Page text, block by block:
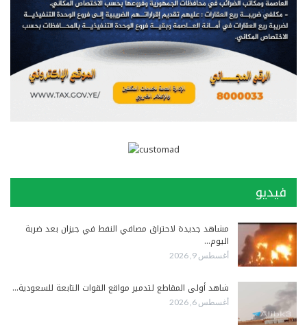
فيديو
مشاهد جديدة لاحتراق مصافي النفط في جيزان بعد ضربة
اليوم…
أغسطس 9, 2026
شاهد أولى المقاطع لتدمير مواقع القوات التابعة للسعودية…
أغسطس 6, 2026